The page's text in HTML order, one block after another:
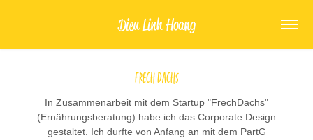
Dieu Linh Hoang
Frech Dachs
In Zusammenarbeit mit dem Startup "FrechDachs"
(Ernährungsberatung) habe ich das Corporate Design
gestaltet. Ich durfte von Anfang an mit dem PartG